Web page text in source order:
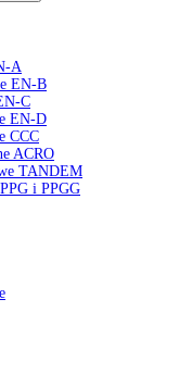
A
EN-B
C
EN-D
CCC
ACRO
TANDEM
i PPGG